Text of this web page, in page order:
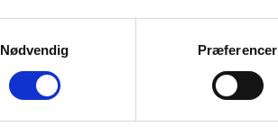
Nødvendig
Præferencer
Request this product